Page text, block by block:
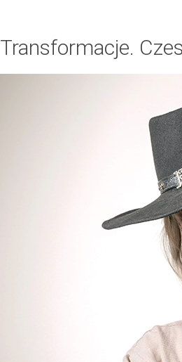
Transformacje.